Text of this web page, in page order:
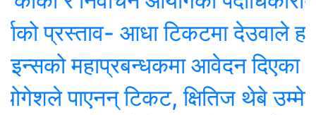
प्रस्ताव- आधा टिकटमा देउवाले
महाप्रबन्धकमा आवेदन दिएका १० जना
पाएनन् टिकट, क्षितिज थेबे उम्मेदवार